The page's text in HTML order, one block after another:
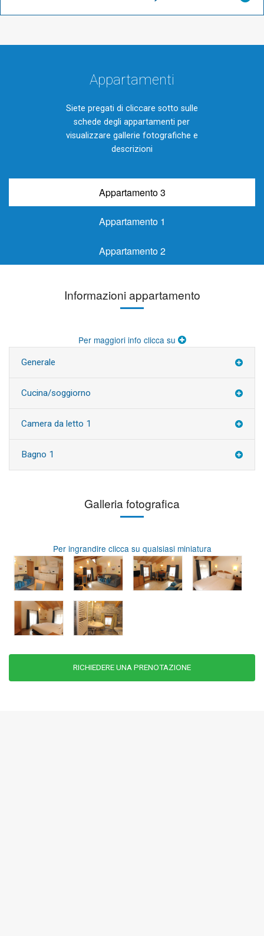
Appartamenti
Siete pregati di cliccare sotto sulle
schede degli appartamenti per
visualizzare gallerie fotografiche e
descrizioni
Appartamento 3
Appartamento 1
Appartamento 2
Informazioni appartamento
Per maggiori info clicca su
Generale
Cucina/soggiorno
Camera da letto 1
Bagno 1
Galleria fotografica
Per ingrandire clicca su qualsiasi miniatura
RICHIEDERE UNA PRENOTAZIONE